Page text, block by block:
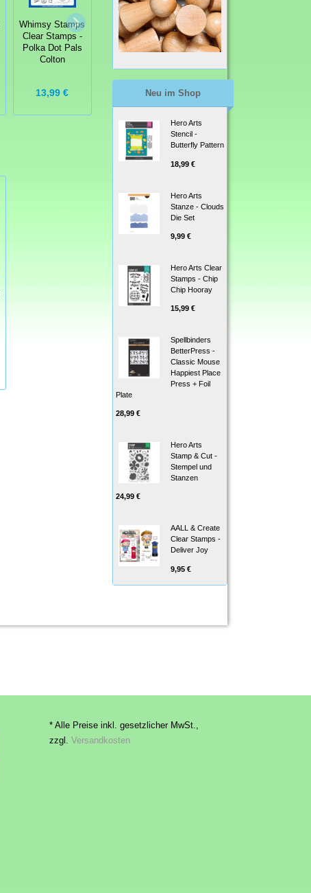
Whimsy Stamps
Clear Stamps -
Polka Dot Pals
Colton
13,99 €
Whimsy Stamps
Clear Stamps -
Over the Moon
13,99 €
Whimsy Stamps
Clear Stamps -
Gnome
Birthdays -
Neu im Shop
Hero Arts
Stencil -
Butterfly Pattern
18,99 €
Hero Arts
Stanze - Clouds
Die Set
9,99 €
Hero Arts Clear
Stamps - Chip
Chip Hooray
15,99 €
Spellbinders
BetterPress -
Classic Mouse
Happiest Place
Press + Foil
Plate
28,99 €
Hero Arts
Stamp & Cut -
Stempel und
Stanzen
24,99 €
AALL & Create
Clear Stamps -
Deliver Joy
9,95 €
* Alle Preise inkl. gesetzlicher MwSt.,
zzgl. Versandkosten